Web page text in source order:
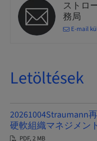
ストロ
務局
E-mail
Letöltések
20261004Straumann
硬軟組織マネジメン
PDF, 2 MB